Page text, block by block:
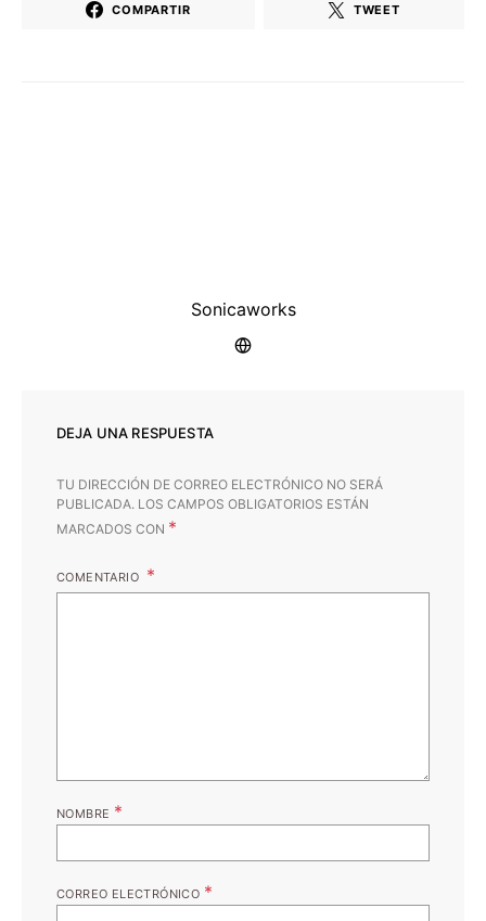
COMPARTIR TWEET
Sonicaworks
DEJA UNA RESPUESTA
TU DIRECCIÓN DE CORREO ELECTRÓNICO NO SERÁ
PUBLICADA. LOS CAMPOS OBLIGATORIOS ESTÁN
MARCADOS CON *
COMENTARIO
NOMBRE *
CORREO ELECTRÓNICO *